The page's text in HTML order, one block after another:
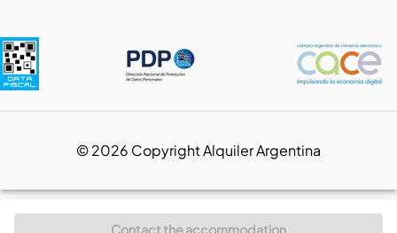
Contact the accommodation
©2026 Copyright Alquiler Argentina